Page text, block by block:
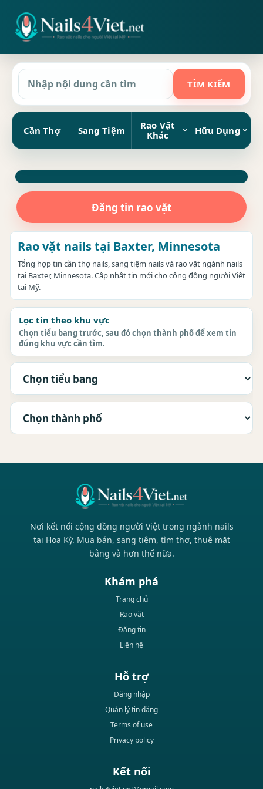
Cần Thợ Sang Tiệm
Rao Vặt
Khác
Hữu Dụng
Đăng tin rao vặt
Rao vặt nails tại Baxter, Minnesota
Tổng hợp tin cần thợ nails, sang tiệm nails và rao vặt ngành nails
tại Baxter, Minnesota. Cập nhật tin mới cho cộng đồng người Việt
tại Mỹ.
Lọc tin theo khu vực
Chọn tiểu bang trước, sau đó chọn thành phố để xem tin
đúng khu vực cần tìm.
Nơi kết nối cộng đồng người Việt trong ngành nails
tại Hoa Kỳ. Mua bán, sang tiệm, tìm thợ, thuê mặt
bằng và hơn thế nữa.
Khám phá
Trang chủ
Rao vặt
Đăng tin
Liên hệ
Hỗ trợ
Đăng nhập
Quản lý tin đăng
Terms of use
Privacy policy
Kết nối